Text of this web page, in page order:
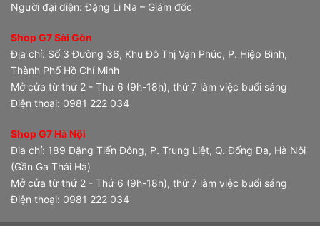
Người đại diện: Đặng Li Na – Giám đốc
Shop G7 Sài Gòn
Địa chỉ: Số 3 Đường 36, Khu Đô Thị Vạn Phúc, P. Hiệp Bình,
Thành Phố Hồ Chí Minh
Mở cửa từ thứ 2 - Thứ 6 (9h-18h), thứ 7 làm việc buổi sáng
Điện thoại: 0981 222 034
Shop G7 Hà Nội
Địa chỉ: 189 Đặng Tiến Đông, P. Trung Liệt, Q. Đống Đa, Hà Nội
(Gần Ga Thái Hà)
Mở cửa từ thứ 2 - Thứ 6 (9h-18h), thứ 7 làm việc buổi sáng
Điện thoại: 0981 222 034